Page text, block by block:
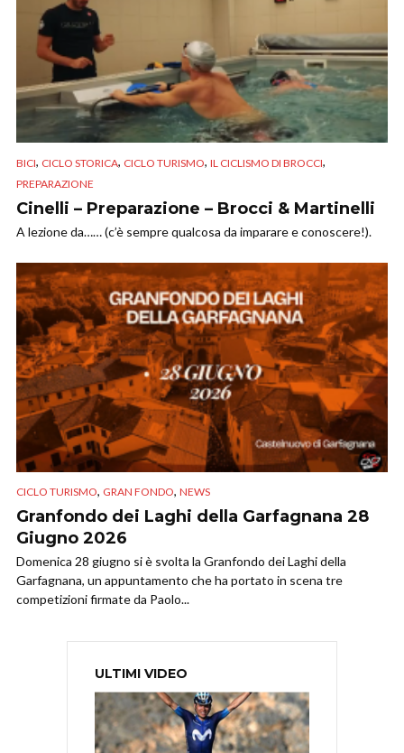
BICI, CICLO STORICA, CICLO TURISMO, IL CICLISMO DI BROCCI,
PREPARAZIONE
Cinelli – Preparazione – Brocci & Martinelli
A lezione da…… (c’è sempre qualcosa da imparare e conoscere!).
CICLO TURISMO, GRAN FONDO, NEWS
Granfondo dei Laghi della Garfagnana 28
Giugno 2026
Domenica 28 giugno si è svolta la Granfondo dei Laghi della
Garfagnana, un appuntamento che ha portato in scena tre
competizioni firmate da Paolo...
ULTIMI VIDEO